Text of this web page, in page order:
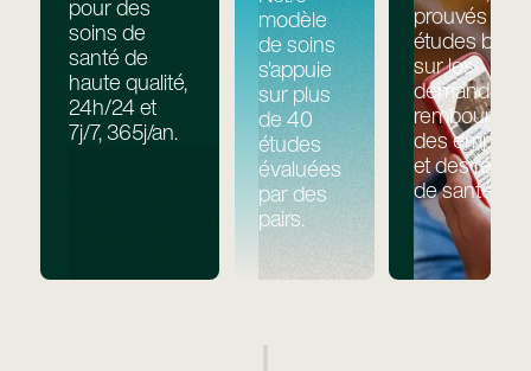
pour des
soins de
santé de
haute qualité,
24h/24 et
7j/7, 365j/an.
modèle
de soins
s'appuie
sur plus
de 40
études
évaluées
par des
pairs.
prouvés par
études
sur les
demandes
des
et des
de santé